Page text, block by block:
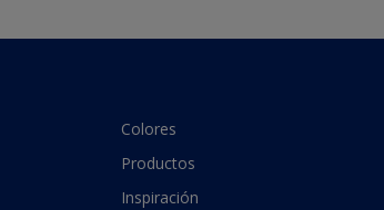
Colores
Productos
Inspiración